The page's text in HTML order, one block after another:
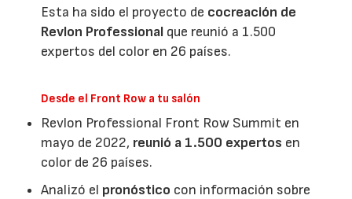
Esta ha sido el proyecto de cocreación de
Revlon Professional que reunió a 1.500
expertos del color en 26 países.
Desde el Front Row a tu salón
Revlon Professional Front Row Summit en
mayo de 2022, reunió a 1.500 expertos en
color de 26 países.
Analizó el pronóstico con información sobre